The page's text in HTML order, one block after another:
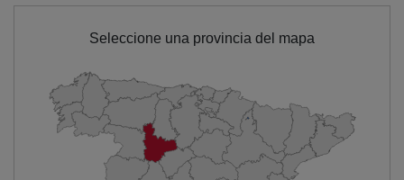
Seleccione una provincia del mapa